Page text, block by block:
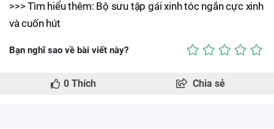
>>> Tìm hiểu thêm: Bộ sưu tập gái xinh tóc ngắn cực xinh
và cuốn hút
Bạn nghĩ sao về bài viết này?
0 Thích Chia sẻ